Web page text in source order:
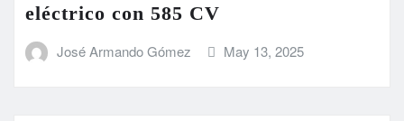
eléctrico con 585 CV
José Armando Gómez May 13, 2025